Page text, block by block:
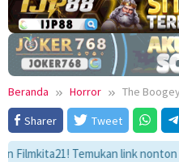
Beranda Horror
The
Sharer
Tweet
Temukan link nonton